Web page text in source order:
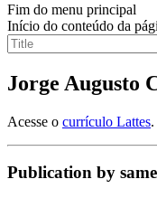
Fim do menu principal
Início do conteúdo da
Jorge Augusto
Acesse o currículo Lattes.
Publication by